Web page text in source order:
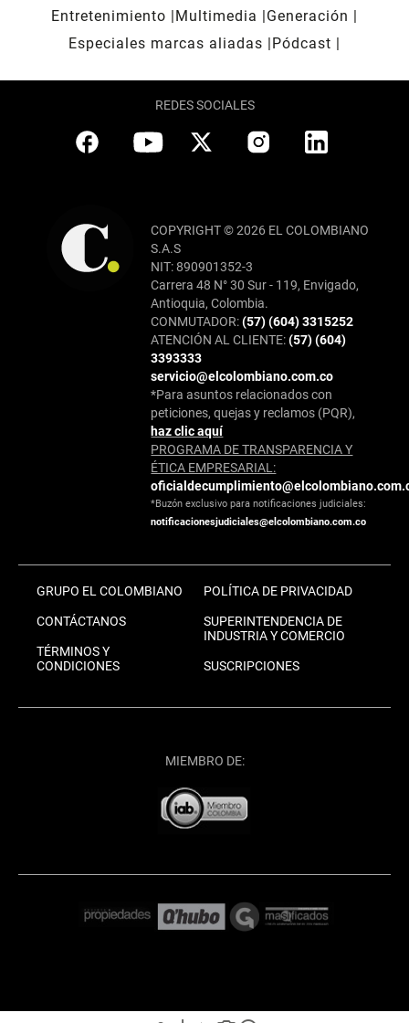
Entretenimiento
Multimedia
Generación
Especiales marcas aliadas
Pódcast
REDES SOCIALES
COPYRIGHT © 2026 EL COLOMBIANO
S.A.S
NIT: 890901352-3
Carrera 48 N° 30 Sur - 119, Envigado,
Antioquia, Colombia.
CONMUTADOR:(57) (604) 3315252
ATENCIÓN AL CLIENTE:(57) (604)
3393333
servicio@elcolombiano.com.co
*Para asuntos relacionados con
peticiones, quejas y reclamos (PQR),
haz clic aquí
PROGRAMA DE TRANSPARENCIA Y
ÉTICA EMPRESARIAL:
*Buzón exclusivo para notificaciones judiciales:
notificacionesjudiciales@elcolombiano.com.co
GRUPO EL COLOMBIANO
CONTÁCTANOS
TÉRMINOS Y
CONDICIONES
POLÍTICA DE PRIVACIDAD
SUPERINTENDENCIA DE
INDUSTRIA Y COMERCIO
SUSCRIPCIONES
MIEMBRO DE: